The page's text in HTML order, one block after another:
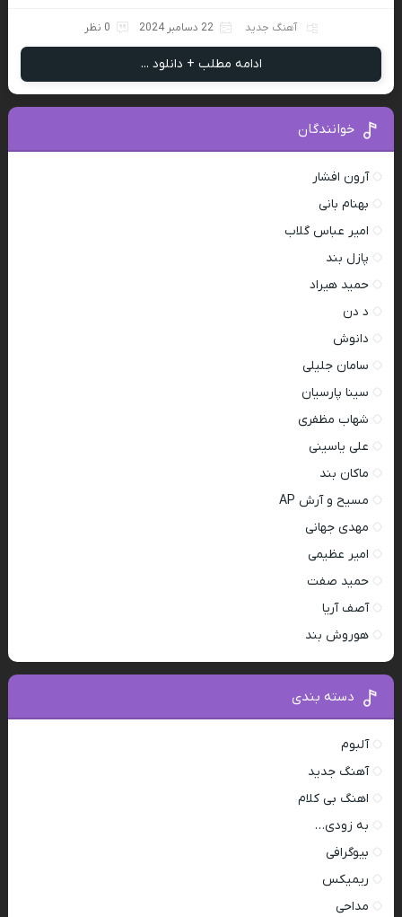
آهنگ جدید 22 دسامبر 2024 0 نظر
ادامه مطلب + دانلود ...
خوانندگان
آرون افشار
بهنام بانی
امیر عباس گلاب
پازل بند
حمید هیراد
د دن
دانوش
سامان جلیلی
سینا پارسیان
شهاب مظفری
علی یاسینی
ماکان بند
مسیح و آرش AP
مهدی جهانی
امیر عظیمی
حمید صفت
آصف آریا
هوروش بند
دسته بندی
آلبوم
آهنگ جدید
اهنگ بی کلام
به زودی…
بیوگرافی
ریمیکس
مداحی